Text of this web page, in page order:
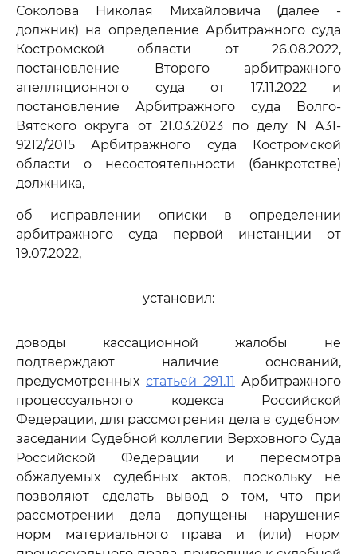
Соколова Николая Михайловича (далее -
должник) на определение Арбитражного суда
Костромской области от 26.08.2022,
постановление Второго арбитражного
апелляционного суда от 17.11.2022 и
постановление Арбитражного суда Волго-
Вятского округа от 21.03.2023 по делу N А31-
9212/2015 Арбитражного суда Костромской
области о несостоятельности (банкротстве)
должника,
об исправлении описки в определении
арбитражного суда первой инстанции от
19.07.2022,
установил:
доводы кассационной жалобы не
подтверждают наличие оснований,
предусмотренных статьей 291.11 Арбитражного
процессуального кодекса Российской
Федерации, для рассмотрения дела в судебном
заседании Судебной коллегии Верховного Суда
Российской Федерации и пересмотра
обжалуемых судебных актов, поскольку не
позволяют сделать вывод о том, что при
рассмотрении дела допущены нарушения
норм материального права и (или) норм